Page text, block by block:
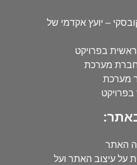
– יועץ אקדמי של
בפרויקט
חברת מערכת
מערכת
האתר
על עיצוב האתר ועל